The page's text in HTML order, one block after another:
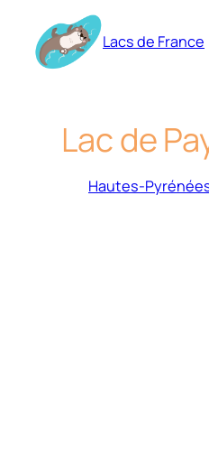
contenu
Lacs de France
Lac de
Hautes-